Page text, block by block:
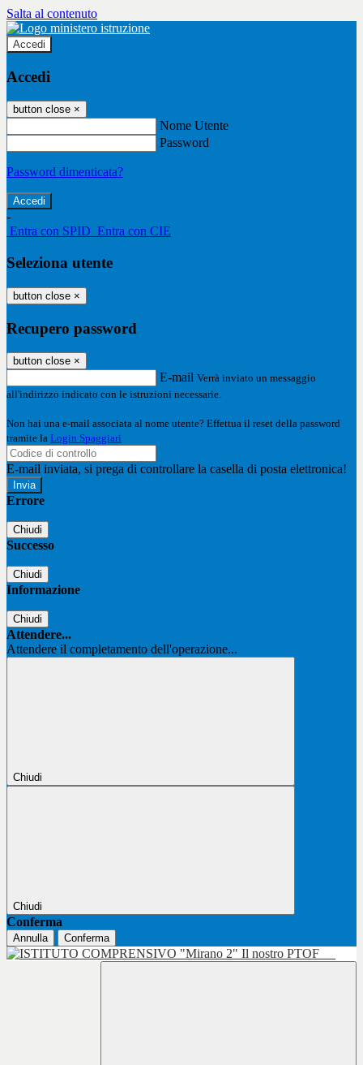
Salta al contenuto
Accedi
Accedi
button close ×
Nome Utente
Password
Password dimenticata?
-
Entra con SPID Entra con CIE
Seleziona utente
button close ×
Recupero password
button close ×
E-mail Verrà inviato un messaggio
all'indirizzo indicato con le istruzioni necessarie.
Non hai una e-mail associata al nome utente? Effettua il reset della password
tramite la Login Spaggiari
E-mail inviata, si prega di controllare la casella di posta elettronica!
Errore
Chiudi
Successo
Chiudi
Informazione
Chiudi
Attendere...
Attendere il completamento dell'operazione...
Chiudi
Chiudi
Conferma
Annulla Conferma
Il nostro PTOF